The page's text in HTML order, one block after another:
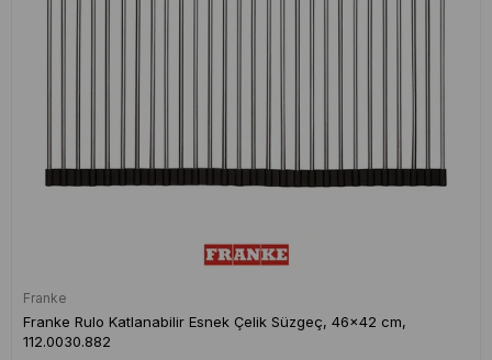
Franke
Franke Rulo Katlanabilir Esnek Çelik Süzgeç, 46x42 cm,
112.0030.882